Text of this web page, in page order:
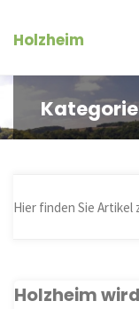
InhaltHolzheim
Hier finden Sie Artikel
Holzheim